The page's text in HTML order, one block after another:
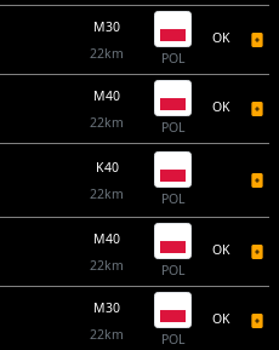
M30
22km
POL
OK
M40
22km
POL
OK
K40
22km
POL
M40
22km
POL
OK
M30
22km
POL
OK